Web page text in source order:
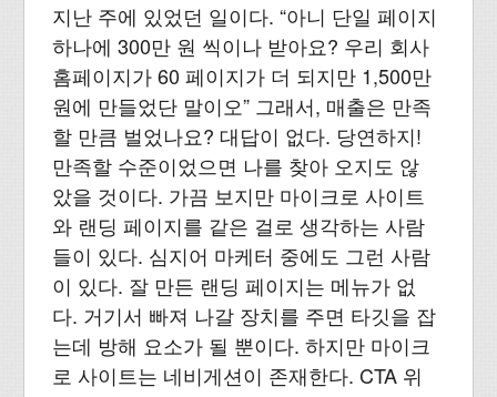
지난 주에 있었던 일이다. “아니 단일 페이지
하나에 300만 원 씩이나 받아요? 우리 회사
홈페이지가 60 페이지가 더 되지만 1,500만
원에 만들었단 말이오” 그래서, 매출은 만족
할 만큼 벌었나요? 대답이 없다. 당연하지!
만족할 수준이었으면 나를 찾아 오지도 않
았을 것이다. 가끔 보지만 마이크로 사이트
와 랜딩 페이지를 같은 걸로 생각하는 사람
들이 있다. 심지어 마케터 중에도 그런 사람
이 있다. 잘 만든 랜딩 페이지는 메뉴가 없
다. 거기서 빠져 나갈 장치를 주면 타깃을 잡
는데 방해 요소가 될 뿐이다. 하지만 마이크
로 사이트는 네비게션이 존재한다. CTA 위